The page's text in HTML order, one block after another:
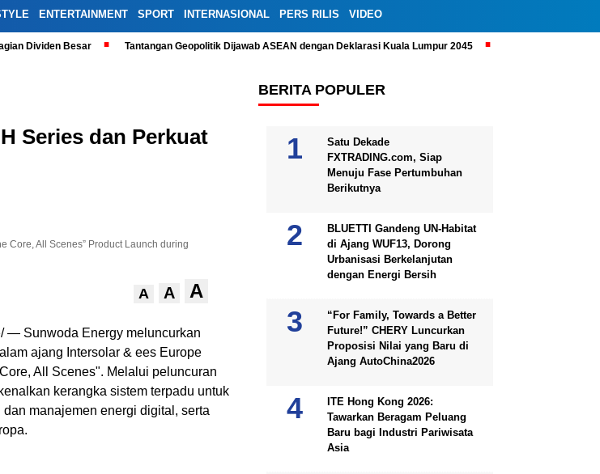
ENTERTAINMENT SPORT INTERNASIONAL PERS RILIS VIDEO
Dividen Besar Tantangan Geopolitik Dijawab ASEAN dengan Deklarasi Kuala Lumpur 2045
Series dan Perkuat
Core, All Scenes” Product Launch during
A A A
— Sunwoda Energy meluncurkan
ajang Intersolar & ees Europe
All Scenes". Melalui peluncuran
kerangka sistem terpadu untuk
manajemen energi digital, serta
BERITA POPULER
Satu Dekade
FXTRADING.com, Siap
Menuju Fase Pertumbuhan
Berikutnya
BLUETTI Gandeng UN-Habitat
di Ajang WUF13, Dorong
Urbanisasi Berkelanjutan
dengan Energi Bersih
“For Family, Towards a Better
Future!” CHERY Luncurkan
Proposisi Nilai yang Baru di
Ajang AutoChina2026
ITE Hong Kong 2026:
Tawarkan Beragam Peluang
Baru bagi Industri Pariwisata
Asia